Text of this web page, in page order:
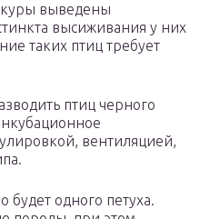
куры выведены
высиживания у них
таких птиц требует
птиц черного
вентиляцией,
будет одного петуха.